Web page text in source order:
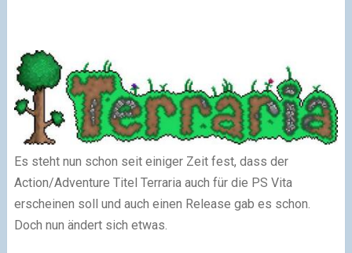
Es steht nun schon seit einiger Zeit fest, dass der
Action/Adventure Titel Terraria auch für die PS Vita
erscheinen soll und auch einen Release gab es schon.
Doch nun ändert sich etwas.